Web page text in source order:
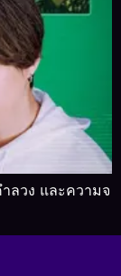
ลวง และความจ